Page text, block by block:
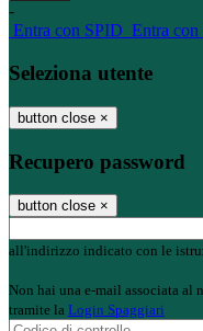
-
Entra con SPID Entra con
Seleziona utente
button close ×
Recupero password
button close ×
all'indirizzo indicato con le
Non hai una e-mail associata al
tramite la Login Spaggiari